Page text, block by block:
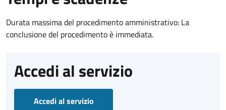
Durata massima del procedimento amministrativo: La
conclusione del procedimento è immediata.
Accedi al servizio
Accedi al servizio